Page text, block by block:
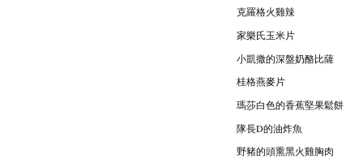
克羅格火雞辣
家樂氏玉米片
小凱撒的深盤奶酪比薩
桂格燕麥片
瑪莎白色的香蕉堅果鬆餅
隊長D的油炸魚
野豬的頭熏黑火雞胸肉